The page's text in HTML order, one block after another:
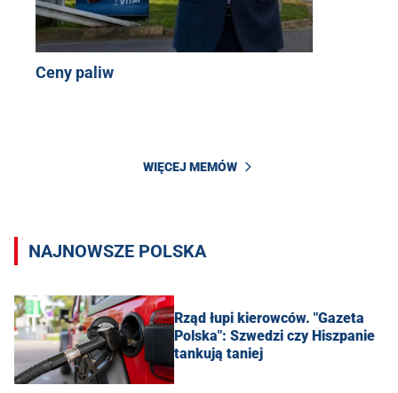
Ceny paliw
WIĘCEJ MEMÓW
NAJNOWSZE POLSKA
Rząd łupi kierowców. "Gazeta
Polska": Szwedzi czy Hiszpanie
tankują taniej